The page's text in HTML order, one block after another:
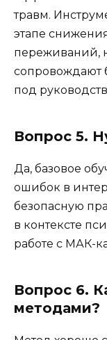
травм.
этапе
переживаний,
сопровождают
под
Вопрос 5.
Да, базовое
ошибок в
безопасную
в контексте
работе с МАК-
Вопрос 6.
методами?